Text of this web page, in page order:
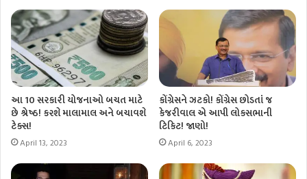
આ 10 સરકારી યોજનાઓ બચત માટે
છે શ્રેષ્ઠ! કરશે માલામાલ અને બચાવશે
ટેક્સ!
April 13, 2023
કોંગ્રેસને ઝટકો! કોંગ્રેસ છોડતાં જ
કેજરીવાલ એ આપી લોકસભાની
ટિકિટ! જાણો!
April 6, 2023